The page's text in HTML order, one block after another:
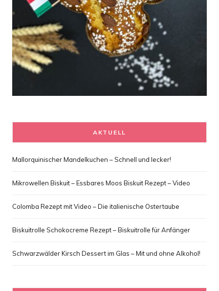
AKTUELL
Mallorquinischer Mandelkuchen – Schnell und lecker!
Mikrowellen Biskuit – Essbares Moos Biskuit Rezept – Video
Colomba Rezept mit Video – Die italienische Ostertaube
Biskuitrolle Schokocreme Rezept – Biskuitrolle für Anfänger
Schwarzwälder Kirsch Dessert im Glas – Mit und ohne Alkohol!